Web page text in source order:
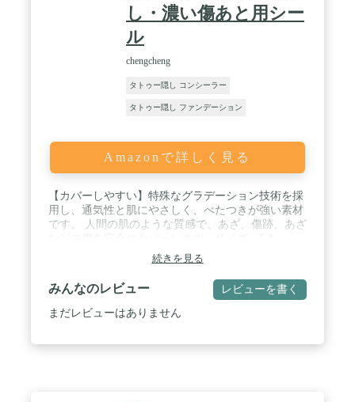
し・濃い傷あと用シー
ル
chengcheng
タトゥー隠し コンシーラー
タトゥー隠し ファンデーション
Amazonで詳しく見る
【カバーしやすい】特殊なグラデーション技術を採
用し、通気性と肌にやさしく、べたつきが強い素材
です。 人間の肌のような質感で、あざ、傷跡、あざ
3.5cm、素材：不織布。 / 【肌の色合い】小さな傷
跡、あざ、小さな傷などをカバーするのに適してお
り、さまざまな肌の色合いに適しており、さまざま
な場面に適しています。 / 【軽量・コンパクト】厚
みが2mm以下で、使用後も残留物を残さず簡単に取
続きを見る
みんなのレビュー レビューを書く
まだレビューはありません